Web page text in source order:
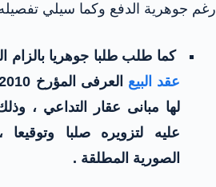
رغم جوهرية الدفع وكما سيلي
كما طلب طلبا جوهريا بالزام
عقد البيع
لها مبانى عقار التداعي ،
عليه لتزويره صلبا
الصورية المطلقة .